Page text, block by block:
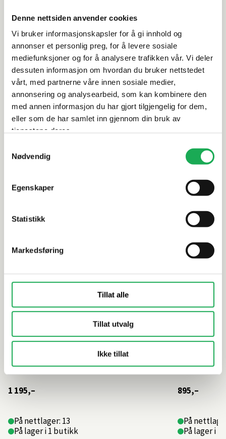
Denne nettsiden anvender cookies
Vi bruker informasjonskapsler for å gi innhold og
annonser et personlig preg, for å levere sosiale
mediefunksjoner og for å analysere trafikken vår. Vi deler
dessuten informasjon om hvordan du bruker nettstedet
vårt, med partnerne våre innen sosiale medier,
annonsering og analysearbeid, som kan kombinere den
med annen informasjon du har gjort tilgjengelig for dem,
eller som de har samlet inn gjennom din bruk av
tjenestene deres.
Nødvendig
Egenskaper
Statistikk
Markedsføring
Tillat alle
Tillat utvalg
Ikke tillat
Rengjøring og vedlikehold
Leveringsinformasjon
Dokumentasjon
Alternative produkter
1 195,–
På nettlager: 13
På lager i 1 butikk
ECO 50
VAL BAD
895,–
På
På lager i